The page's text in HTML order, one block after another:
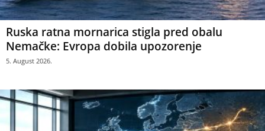
Ruska ratna mornarica stigla pred obalu
Nemačke: Evropa dobila upozorenje
5. August 2026.